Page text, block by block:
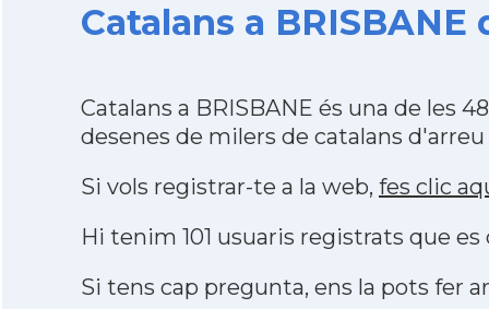
Catalans a BRISBANE
Catalans a BRISBANE és una de les
desenes de milers de catalans
Si vols registrar-te a la web, fes clic
Hi tenim 101 usuaris registrats que
Si tens cap pregunta, ens la pots fer